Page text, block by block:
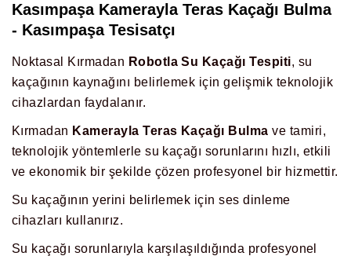
KasımpaşaKamerayla Teras Kaçağı Bulma
- KasımpaşaTesisatçı
Noktasal Kırmadan Robotla Su Kaçağı Tespiti, su
kaçağının kaynağını belirlemek için gelişmik teknolojik
cihazlardan faydalanır.
Kırmadan Kamerayla Teras Kaçağı Bulma ve tamiri,
teknolojik yöntemlerle su kaçağı sorunlarını hızlı, etkili
ve ekonomik bir şekilde çözen profesyonel bir hizmettir.
Su kaçağının yerini belirlemek için ses dinleme
cihazları kullanırız.
Su kaçağı sorunlarıyla karşılaşıldığında profesyonel